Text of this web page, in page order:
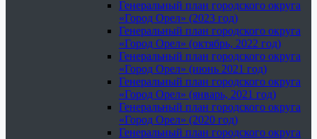
Генеральный план городского округа
«Город Орел» (2023 год)
Генеральный план городского округа
«Город Орел» (октябрь, 2022 год)
Генеральный план городского округа
«Город Орел» (июнь 2021 год)
Генеральный план городского округа
«Город Орел» (январь, 2021 год)
Генеральный план городского округа
«Город Орел» (2020 год)
Генеральный план городского округа